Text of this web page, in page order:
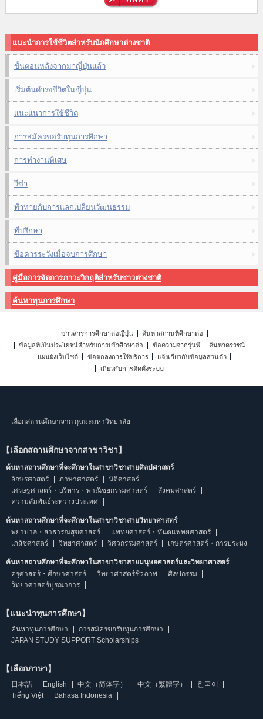
แนะนำการใช้ชีวิตสำหรับนักศึกษาต่างชาติ
ขั้นตอนหลังจากมาญี่ปุ่นแล้ว
เริ่มต้นดำรงชีวิตในญี่ปุ่น
แนะแนวการใช้ชีวิต
การสมัครขอรับทุนการศึกษา
การทำงานพิเศษ
วีซ่า
ท้าทายกับการแลกเปลี่ยนวัฒนธรรม
ที่ปรึกษา
ข้อควรระวังเมื่อจบการศึกษา
คู่มือการจัดการภาวะวิกฤติสำหรับชาวต่างชาติ
ค้นหาทุนการศึกษา
ข่าวสารการศึกษาต่อญี่ปุ่น
ค้นหาสถานที่ศึกษาต่อ
ข้อมูลที่เป็นประโยชน์สำหรับการเข้าศึกษาต่อ
ข้อความจากรุ่นพี่
ค้นหาดรรชนี
แผนผังเว็บไซต์
ข้อตกลงการใช้บริการ
แจ้งเกี่ยวกับข้อมูลส่วนตัว
เกี่ยวกับการติดตั้งระบบ
เลือกสถานศึกษาจาก กุนมะมหาวิทยาลัย
【เลือกสถานศึกษาจากสาขาวิชา】
ค้นหาสถานศึกษาที่จะศึกษาในสาขาวิชาสายศิลปศาสตร์
อักษรศาสตร์
ภาษาศาสตร์
นิติศาสตร์
เศรษฐศาสตร์・บริหาร・พาณิชยกรรมศาสตร์
สังคมศาสตร์
ความสัมพันธ์ระหว่างประเทศ
ค้นหาสถานศึกษาที่จะศึกษาในสาขาวิชาสายวิทยาศาสตร์
พยาบาล・สาธารณสุขศาสตร์
แพทยศาสตร์・ทันตแพทยศาสตร์
เภสัชศาสตร์
วิทยาศาสตร์ วิศวกรรมศาสตร์ เกษตรศาสตร์・การประมง
ค้นหาสถานศึกษาที่จะศึกษาในสาขาวิชาสายมนุษยศาสตร์และวิทยาศาสตร์
ครุศาสตร์・ศึกษาศาสตร์
วิทยาศาสตร์ชีวภาพ
ศิลปกรรม
วิทยาศาสตร์บูรณาการ
【แนะนำทุนการศึกษา】
ค้นหาทุนการศึกษา
การสมัครขอรับทุนการศึกษา
JAPAN STUDY SUPPORT Scholarships
【เลือกภาษา】
日本語 English 中文（简体字） 中文（繁體字）
한국어
Tiếng Việt
Bahasa Indonesia